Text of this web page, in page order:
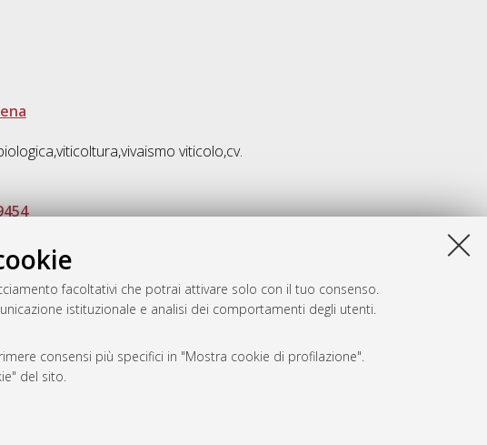
facoltativi che potrai attivare solo con il tuo consenso.
istituzionale e analisi dei comportamenti degli utenti.
consensi più specifici in "Mostra cookie di profilazione".
del sito.
viticolo,cv.